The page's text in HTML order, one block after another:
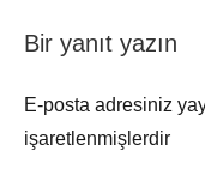
Bir yanıt yazın
E-posta adresiniz
işaretlenmişlerdir